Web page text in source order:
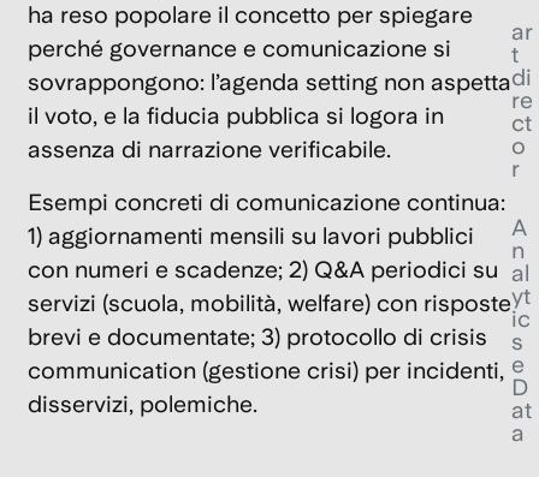
ha reso popolare il concetto per spiegare
perché governance e comunicazione si
sovrappongono: l’agenda setting non aspetta
il voto, e la fiducia pubblica si logora in
assenza di narrazione verificabile.
Esempi concreti di comunicazione continua:
1) aggiornamenti mensili su lavori pubblici
con numeri e scadenze; 2) Q&A periodici su
servizi (scuola, mobilità, welfare) con risposte
brevi e documentate; 3) protocollo di crisis
communication (gestione crisi) per incidenti,
disservizi, polemiche.
ar
t
di
re
ct
o
r
A
n
al
yt
ic
s
e
D
at
a